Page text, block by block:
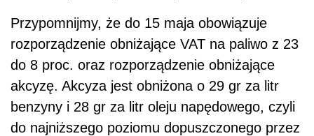
Przypomnijmy, że do 15 maja obowiązuje
rozporządzenie obniżające VAT na paliwo z 23
do 8 proc. oraz rozporządzenie obniżające
akcyzę. Akcyza jest obniżona o 29 gr za litr
benzyny i 28 gr za litr oleju napędowego, czyli
do najniższego poziomu dopuszczonego przez